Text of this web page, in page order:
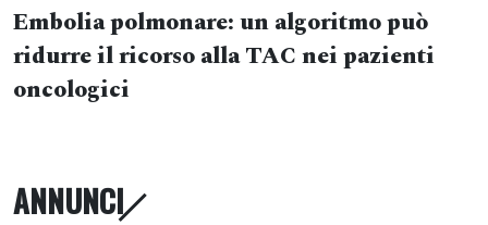
Embolia polmonare: un algoritmo può
ridurre il ricorso alla TAC nei pazienti
oncologici
ANNUNCI